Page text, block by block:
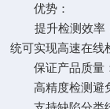
优势：
提升检测效率：
统可实现高速在线
保证产品质量
高精度检测避免